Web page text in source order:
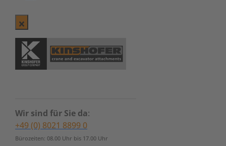
Wir sind für Sie da:
+49 (0) 8021 8899 0
Bürozeiten: 08.00 Uhr bis 17.00 Uhr